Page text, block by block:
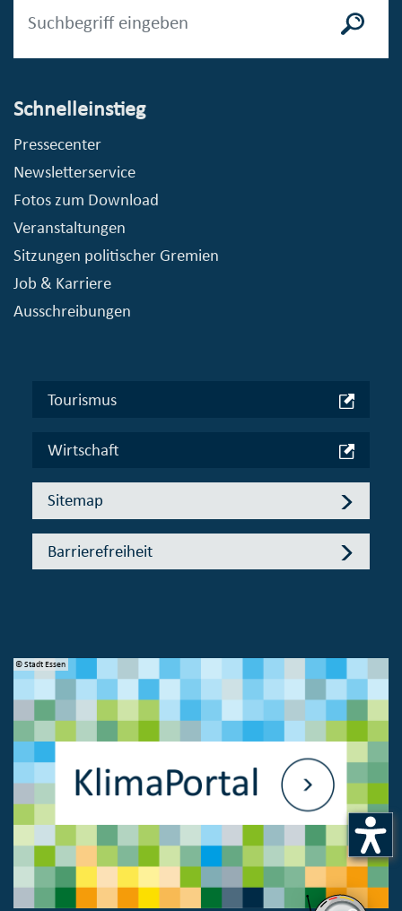
Schnelleinstieg
Pressecenter
Newsletterservice
Fotos zum Download
Veranstaltungen
Sitzungen politischer Gremien
Job & Karriere
Ausschreibungen
Tourismus
Wirtschaft
Sitemap
Barrierefreiheit
© Stadt Essen